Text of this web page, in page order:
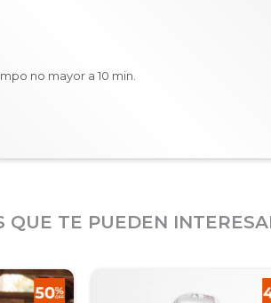
no mayor a 10 min.
QUE TE PUEDEN